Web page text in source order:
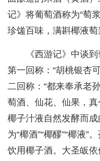
记》将葡萄酒称为“萄
珍馐百味，满斟椰液
《西游记》中谈
第一回称：“胡桃银杏
二回称：“都来奉承老
萄酒、仙花、仙果，
椰子汁液自然发酵而
为“椰酒”“椰醪”“椰液”
饮用椰子酒。大圣皈